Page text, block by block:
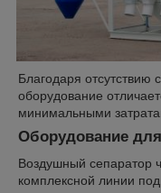
Благодаря отсутствию
оборудование
минимальными
Оборудование
Воздушный сепаратор
комплексной линии